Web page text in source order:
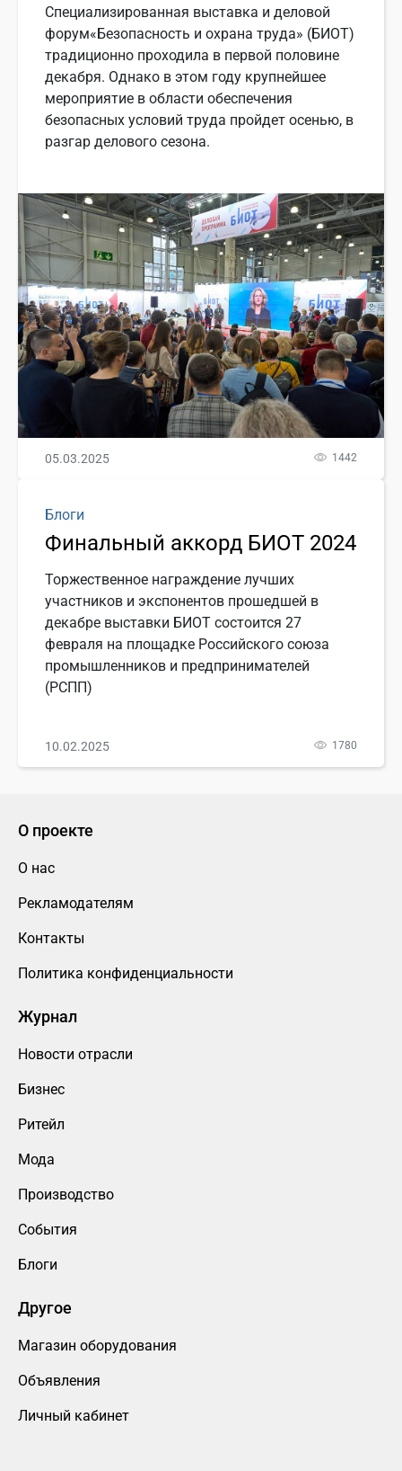
Специализированная выставка и деловой
форум«Безопасность и охрана труда» (БИОТ)
традиционно проходила в первой половине
декабря. Однако в этом году крупнейшее
мероприятие в области обеспечения
безопасных условий труда пройдет осенью, в
разгар делового сезона.
05.03.2025 1442
Блоги
Финальный аккорд БИОТ 2024
Торжественное награждение лучших
участников и экспонентов прошедшей в
декабре выставки БИОТ состоится 27
февраля на площадке Российского союза
промышленников и предпринимателей
(РСПП)
10.02.2025 1780
О проекте
О нас
Рекламодателям
Контакты
Политика конфиденциальности
Журнал
Новости отрасли
Бизнес
Ритейл
Мода
Производство
События
Блоги
Другое
Магазин оборудования
Объявления
Личный кабинет